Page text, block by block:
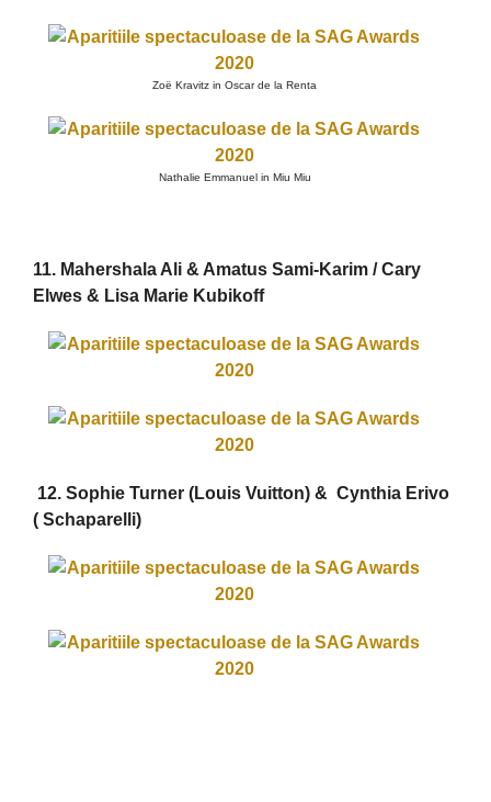
Zoë Kravitz in Oscar de la Renta
Nathalie Emmanuel in Miu Miu
11. Mahershala Ali & Amatus Sami-Karim / Cary
Elwes & Lisa Marie Kubikoff
12. Sophie Turner (Louis Vuitton) & Cynthia Erivo
( Schaparelli)